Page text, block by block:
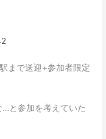
まで送迎+参加者限定
と参加を考えていた